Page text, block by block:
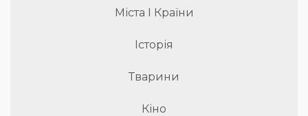
Міста І Країни
Історія
Тварини
Кіно